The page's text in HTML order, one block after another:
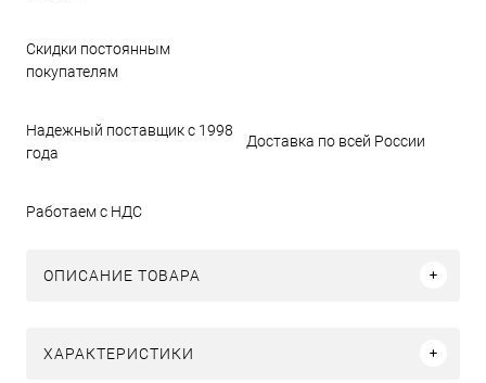
Скидки постоянным
покупателям
Надежный поставщик с 1998
года
Доставка по всей России
Работаем с НДС
ОПИСАНИЕ ТОВАРА
ХАРАКТЕРИСТИКИ